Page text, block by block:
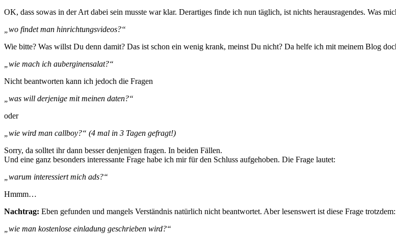
OK, dass sowas in der Art dabei sein musste war klar. Derartiges finde ich nun täglich, ist nichts herausragendes. Was
„wo findet man hinrichtungsvideos?“
Wie bitte? Was willst Du denn damit? Das ist schon ein wenig krank, meinst Du nicht? Da helfe ich mit meinem Blog
„wie mach ich auberginensalat?“
Nicht beantworten kann ich jedoch die Fragen
„was will derjenige mit meinen daten?“
oder
„wie wird man callboy?“ (4 mal in 3 Tagen gefragt!)
Sorry, da solltet ihr dann besser denjenigen fragen. In beiden Fällen.
Und eine ganz besonders interessante Frage habe ich mir für den Schluss aufgehoben. Die Frage lautet:
„warum interessiert mich ads?“
Hmmm…
Nachtrag: Eben gefunden und mangels Verständnis natürlich nicht beantwortet. Aber lesenswert ist diese Frage trotzdem:
„wie man kostenlose einladung geschrieben wird?“